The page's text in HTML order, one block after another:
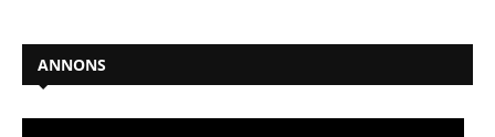
ANNONS